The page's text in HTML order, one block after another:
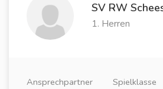
SV RW
1. Herren
Ansprechpartner
Spielklasse